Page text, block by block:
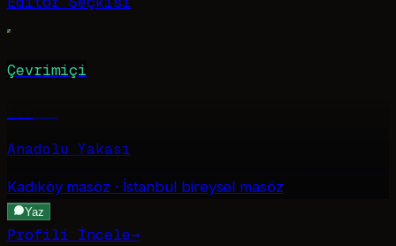
Çevrimiçi
Anadolu Yakası
Kadıköymasöz · İstanbul bireysel masöz
Yaz
Profili İncele→